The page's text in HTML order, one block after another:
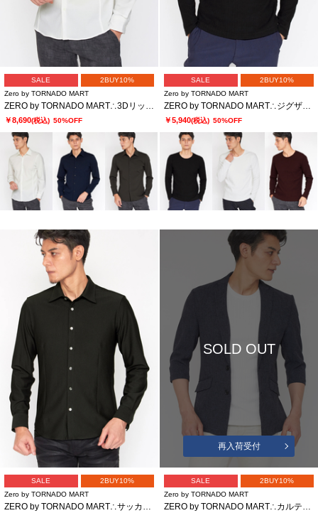
SALE
2BUY10%
Zero by TORNADO MART
ZERO by TORNADO MART∴3Dリップルハイテンションシャツ
￥8,690(税込) 50%OFF
SALE
2BUY10%
Zero by TORNADO MART
ZERO by TORNADO MART∴ジグザグストライプリンクス長袖カットソー
￥5,940(税込) 50%OFF
SALE
2BUY10%
Zero by TORNADO MART
SOLD OUT
再入荷受付
SALE
2BUY10%
Zero by TORNADO MART